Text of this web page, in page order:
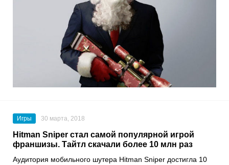
Игры 30 марта, 2018
Hitman Sniper стал самой популярной игрой
франшизы. Тайтл скачали более 10 млн раз
Аудитория мобильного шутера Hitman Sniper достигла 10